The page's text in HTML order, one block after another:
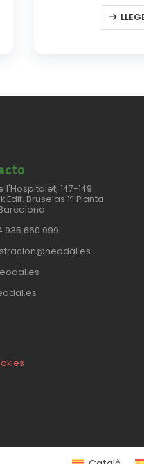
l'Hospitalet, 147-149
Edif. Bruselas 1ª Planta
935 660 099